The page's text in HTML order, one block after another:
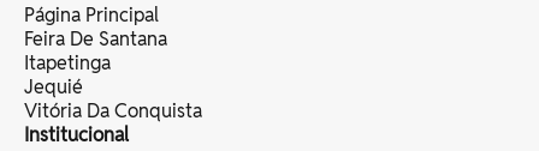
Página Principal
Feira De Santana
Itapetinga
Jequié
Vitória Da Conquista
Institucional